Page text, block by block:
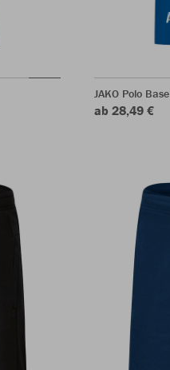
JAKO Polo Base
ab 28,49 €